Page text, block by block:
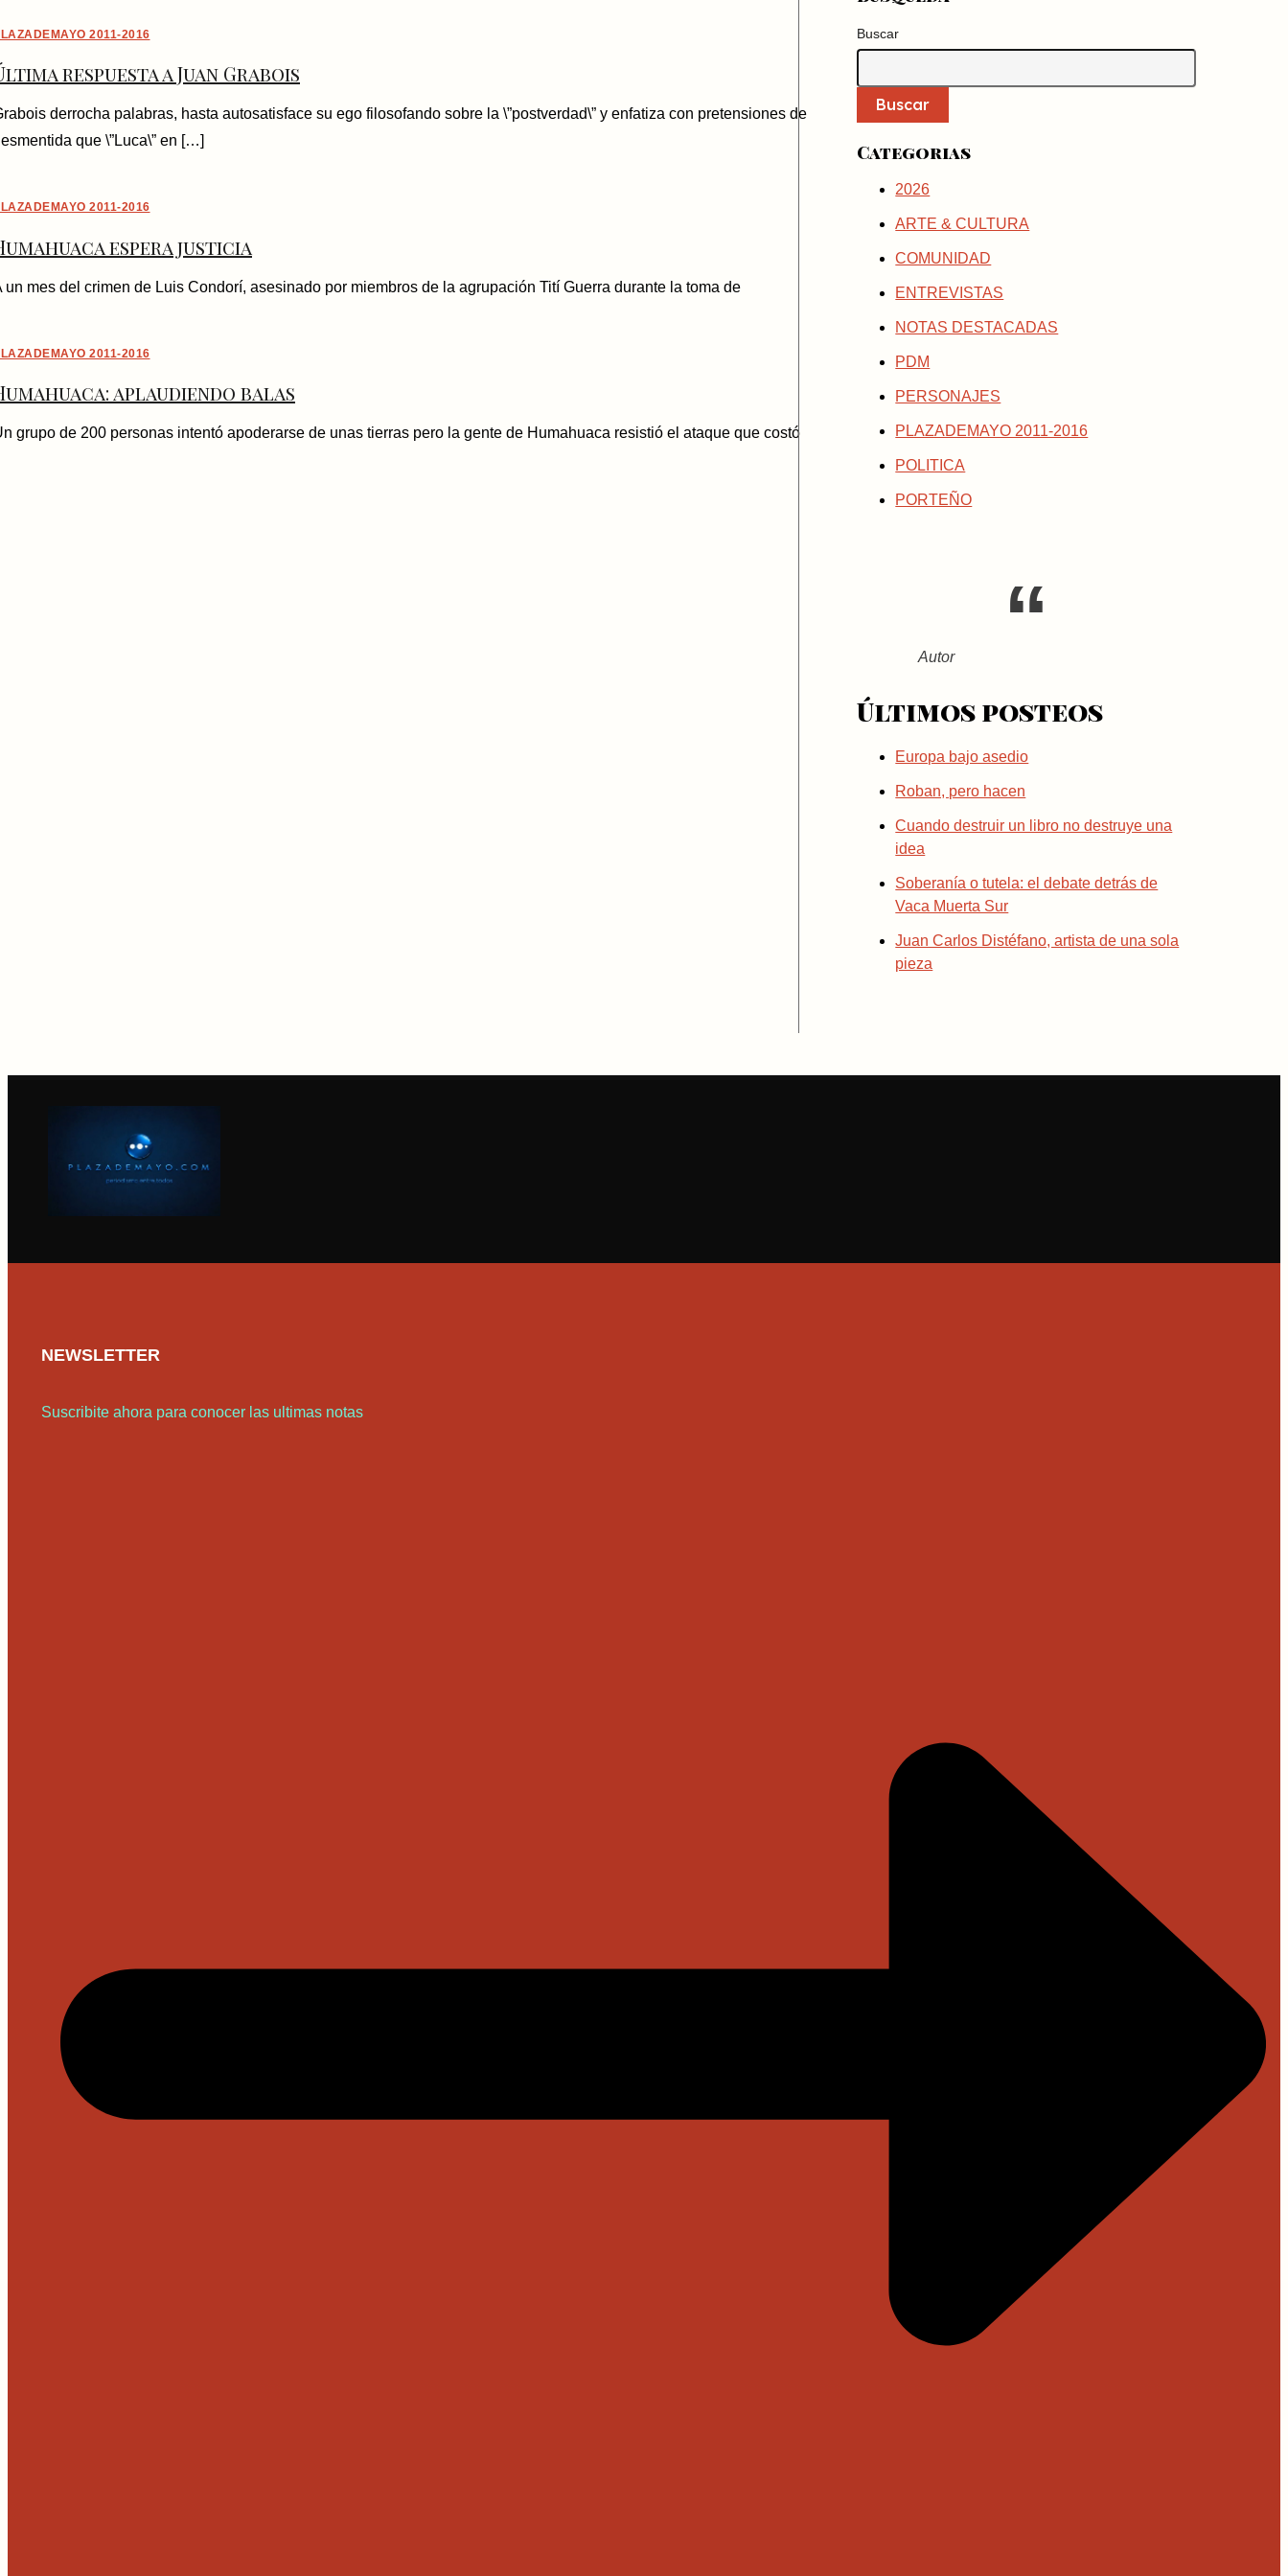
2011-2016
respuesta a Juan Grabois
derrocha palabras, hasta autosatisface su ego filosofando sobre la \”postverdad\” y enfatiza con pretensiones de
que \”Luca\” en […]
2011-2016
espera justicia
un mes del crimen de Luis Condorí, asesinado por miembros de la agrupación Tití Guerra durante la toma de
2011-2016
aplaudiendo balas
grupo de 200 personas intentó apoderarse de unas tierras pero la gente de Humahuaca resistió el ataque que costó
Buscar
Buscar
Categorias
2026
ARTE & CULTURA
COMUNIDAD
ENTREVISTAS
NOTAS DESTACADAS
PDM
PERSONAJES
PLAZADEMAYO 2011-2016
POLITICA
PORTEÑO
Autor
Últimos posteos
Europa bajo asedio
Roban, pero hacen
Cuando destruir un libro no destruye una
idea
Soberanía o tutela: el debate detrás de
Vaca Muerta Sur
Juan Carlos Distéfano, artista de una sola
pieza
NEWSLETTER
Suscribite ahora para conocer las ultimas notas